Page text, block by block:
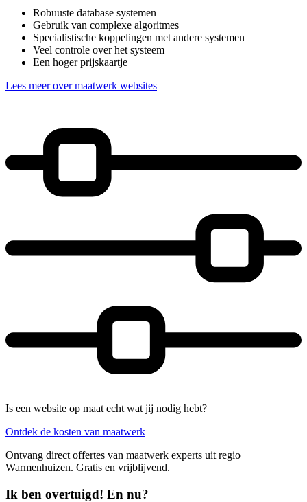
Robuuste database systemen
Gebruik van complexe algoritmes
Specialistische koppelingen met andere systemen
Veel controle over het systeem
Een hoger prijskaartje
Lees meer over maatwerk websites
Is een website op maat echt wat jij nodig hebt?
Ontdek de kosten van maatwerk
Ontvang direct offertes van maatwerk experts uit regio
Warmenhuizen. Gratis en vrijblijvend.
Ik ben overtuigd! En nu?